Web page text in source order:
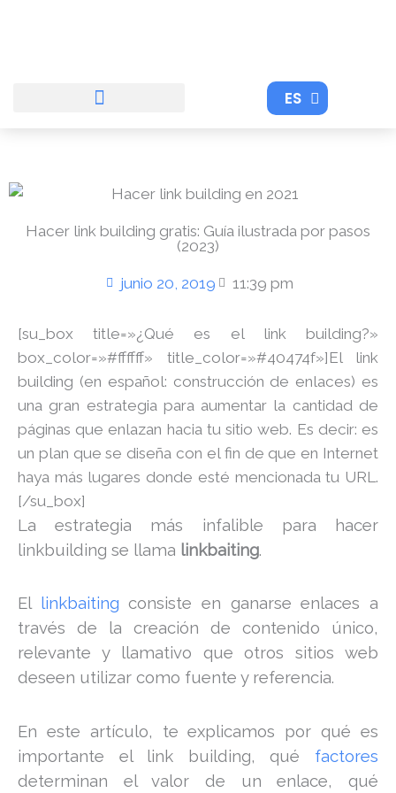
ES
EN
Hacer link building gratis: Guía ilustrada por pasos
(2023)
junio 20, 2019 11:39 pm
[su_box title=»¿Qué es el link building?»
box_color=»#ffffff» title_color=»#40474f»]El link
building (en español: construcción de enlaces) es
una gran estrategia para aumentar la cantidad de
páginas que enlazan hacia tu sitio web. Es decir: es
un plan que se diseña con el fin de que en Internet
haya más lugares donde esté mencionada tu URL.
[/su_box]
La estrategia más infalible para hacer
linkbuilding se llama linkbaiting.
El linkbaiting consiste en ganarse enlaces a
través de la creación de contenido único,
relevante y llamativo que otros sitios web
deseen utilizar como fuente y referencia.
En este artículo, te explicamos por qué es
importante el link building, qué factores
determinan el valor de un enlace, qué